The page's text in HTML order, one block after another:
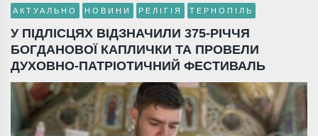
АКТУАЛЬНО НОВИНИ РЕЛІГІЯ ТЕРНОПІЛЬ
У ПІДЛІСЦЯХ ВІДЗНАЧИЛИ 375-РІЧЧЯ
БОГДАНОВОЇ КАПЛИЧКИ ТА ПРОВЕЛИ
ДУХОВНО-ПАТРІОТИЧНИЙ ФЕСТИВАЛЬ